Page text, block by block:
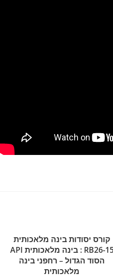
קורס יסודות בינה מלאכותית
RB26-15 : בינה מלאכותית API
הסוד הגדול – רחפני בינה
מלאכותית